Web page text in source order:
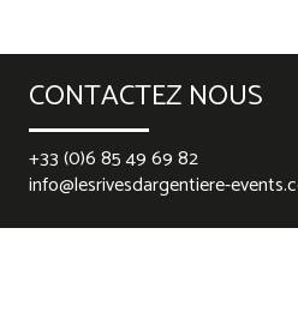
CONTACTEZ NOUS
+33 (0)6 85 49 69 82
info@lesrivesdargentiere-